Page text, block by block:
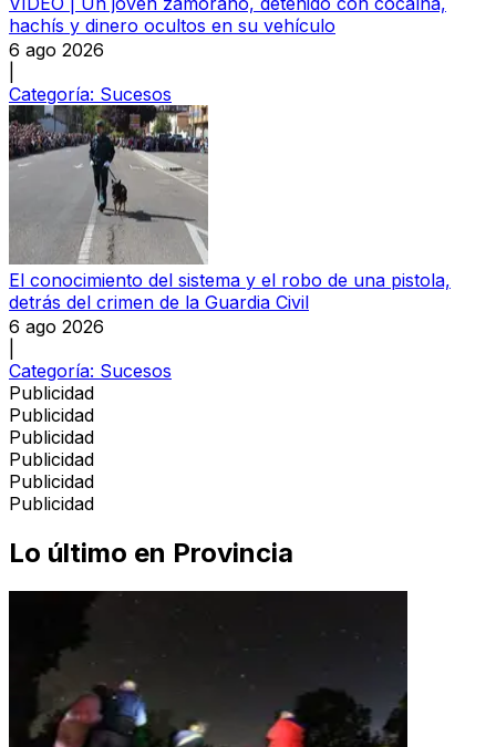
hachís y dinero ocultos en su vehículo
6 ago 2026
Categoría: Sucesos
El conocimiento del sistema y el robo de una pistola,
detrás del crimen de la Guardia Civil
6 ago 2026
Categoría: Sucesos
Publicidad
Publicidad
Publicidad
Publicidad
Publicidad
Publicidad
Lo último en Provincia